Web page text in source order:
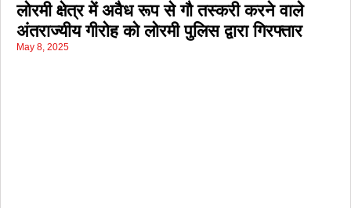
लोरमी क्षेत्र में अवैध रूप से गौ तस्करी करने वाले
अंतराज्यीय गीरोह को लोरमी पुलिस द्वारा गिरफ्तार
May 8, 2025